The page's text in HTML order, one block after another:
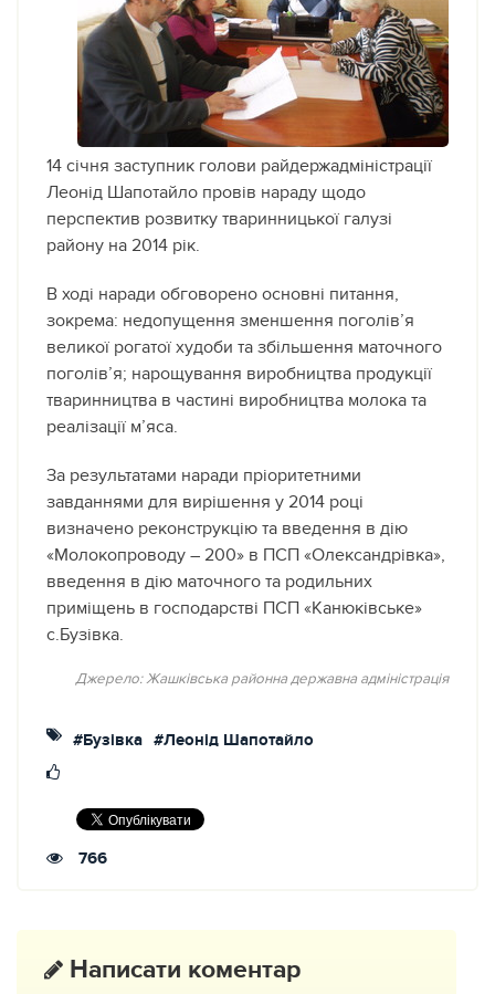
14 січня заступник голови райдержадміністрації
Леонід Шапотайло провів нараду щодо
перспектив розвитку тваринницької галузі
району на 2014 рік.
В ході наради обговорено основні питання,
зокрема: недопущення зменшення поголів’я
великої рогатої худоби та збільшення маточного
поголів’я; нарощування виробництва продукції
тваринництва в частині виробництва молока та
реалізації м’яса.
За результатами наради пріоритетними
завданнями для вирішення у 2014 році
визначено реконструкцію та введення в дію
«Молокопроводу – 200» в ПСП «Олександрівка»,
введення в дію маточного та родильних
приміщень в господарстві ПСП «Канюківське»
с.Бузівка.
Джерело: Жашківська районна державна адміністрація
#Бузівка #Леонід Шапотайло
766
Написати коментар